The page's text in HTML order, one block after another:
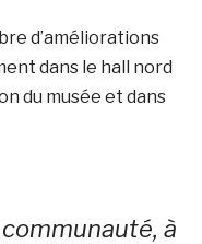
d’améliorations
dans le hall nord
du musée et dans
à